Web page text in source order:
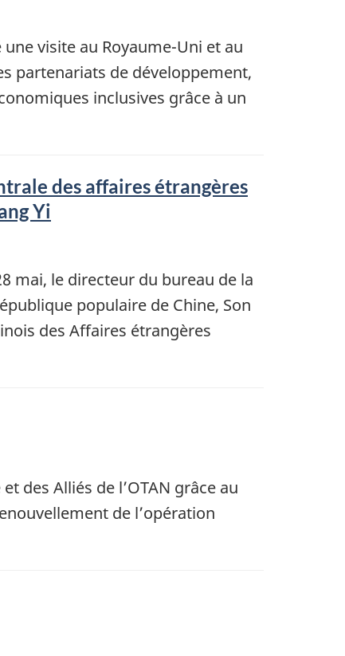
visite au Royaume-Uni et au
partenariats de développement,
inclusives grâce à un
des affaires étrangères
Yi
mai, le directeur du bureau de la
populaire de Chine, Son
des Affaires étrangères
des Alliés de l’OTAN grâce au
de l’opération